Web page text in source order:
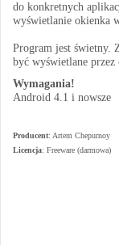
do konkretnych
wyświetlanie okienka
Program jest świetny.
być wyświetlane przez
Wymagania!
Android 4.1 i nowsze
Producent: Artem Chepurnoy
Licencja: Freeware (darmowa)